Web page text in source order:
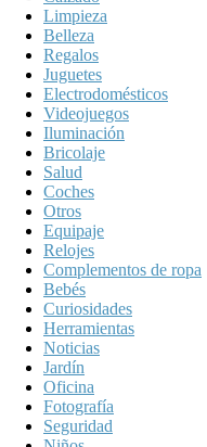
Limpieza
Belleza
Regalos
Juguetes
Electrodomésticos
Videojuegos
Iluminación
Bricolaje
Salud
Coches
Otros
Equipaje
Relojes
Complementos de ropa
Bebés
Curiosidades
Herramientas
Noticias
Jardín
Oficina
Fotografía
Seguridad